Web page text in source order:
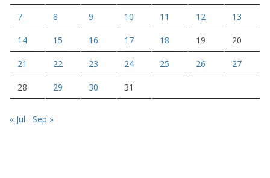
7 8 9 10 11 12 13
14 15 16 17 18 19 20
21 22 23 24 25 26 27
28 29 30 31
« Jul Sep »